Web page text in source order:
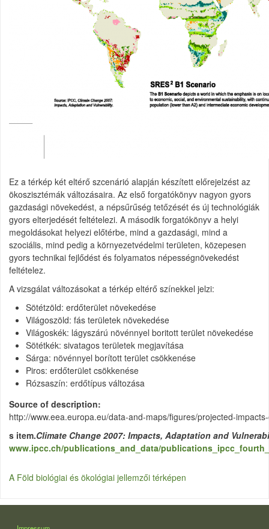
Ez a térkép két eltérő szcenárió alapján készített előrejelzést az
ökoszisztémák változásaira. Az első forgatókönyv nagyon gyors
gazdasági növekedést, a népsűrűség tetőzését és új technológiák
gyors elterjedését feltételezi. A második forgatókönyv a helyi
megoldásokat helyezi előtérbe, mind a gazdasági, mind a
szociális, mind pedig a környezetvédelmi területen, közepesen
gyors technikai fejlődést és folyamatos népességnövekedést
feltételez.
A vizsgálat változásokat a térkép eltérő színekkel jelzi:
Sötétzöld: erdőterület növekedése
Világoszöld: fás területek növekedése
Világoskék: lágyszárú növénnyel boritott terület növekedése
Sötétkék: sivatagos területek megjavítása
Sárga: növénnyel borított terület csökkenése
Piros: erdőterület csökkenése
Rózsaszín: erdőtípus változása
Source of description
http://www.eea.europa.eu/data-and-maps/figures/projected-
s item.Climate Change 2007: Impacts, Adaptation and
www.ipcc.ch/publications_and_data/
A Föld biológiai és ökológiai jellemzői térképen
LÁBLÉC